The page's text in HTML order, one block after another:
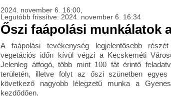
2024. november 6. 16:00,
Legutóbb frissítve: 2024. november 6. 16:34
Őszi faápolási munkálatok
A faápolási tevékenység legjelentősebb
vegetációs időn kívül végzi a Kecskeméti
Jelenleg átfogó, több mint 100 fát érintő
területén, illetve folyt az őszi szünetben egyes
következő nagyobb lélegzetű munka a
kezdődően.